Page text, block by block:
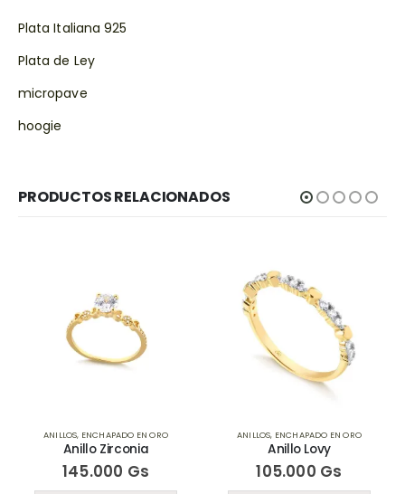
Plata Italiana 925
Plata de Ley
micropave
hoogie
PRODUCTOS RELACIONADOS
ANILLOS, ENCHAPADO EN ORO
Anillo Zirconia
145.000 Gs
ANILLOS, ENCHAPADO EN ORO
Anillo Lovy
105.000 Gs